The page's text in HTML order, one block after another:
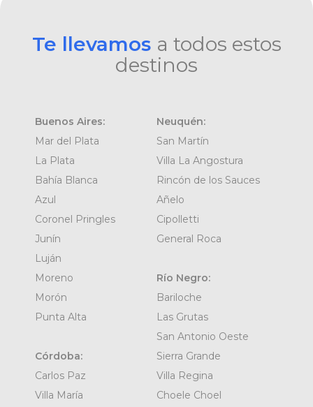
Te llevamos a todos estos
destinos
Buenos Aires:
Mar del Plata
La Plata
Bahía Blanca
Azul
Coronel Pringles
Junín
Luján
Moreno
Morón
Punta Alta
Córdoba:
Carlos Paz
Villa María
Neuquén:
San Martín
Villa La Angostura
Rincón de los Sauces
Añelo
Cipolletti
General Roca
Río Negro:
Bariloche
Las Grutas
San Antonio Oeste
Sierra Grande
Villa Regina
Choele Choel